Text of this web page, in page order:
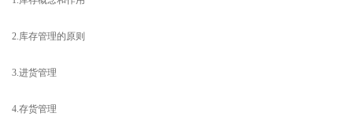
2.库存管理的原则
3.进货管理
4.存货管理